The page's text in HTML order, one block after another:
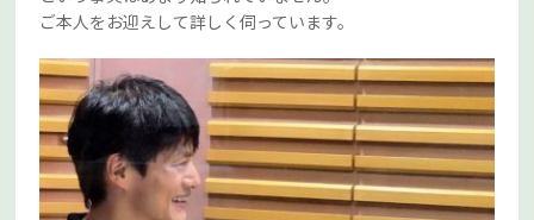
ご本人をお迎えして詳しく伺っています。